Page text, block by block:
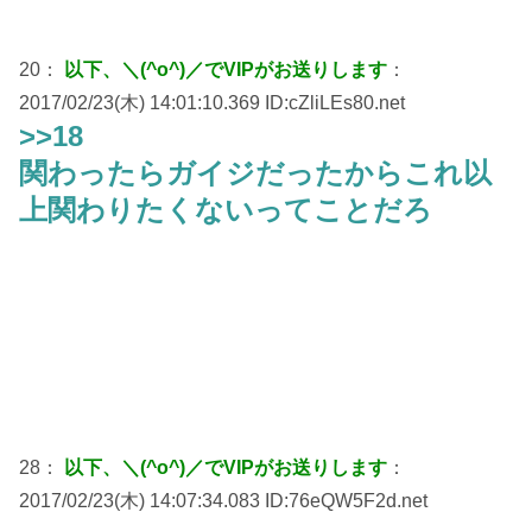
20： 以下、＼(^o^)／でVIPがお送りします ：
2017/02/23(木) 14:01:10.369 ID:cZliLEs80.net
>>18
関わったらガイジだったからこれ以
上関わりたくないってことだろ
28： 以下、＼(^o^)／でVIPがお送りします ：
2017/02/23(木) 14:07:34.083 ID:76eQW5F2d.net